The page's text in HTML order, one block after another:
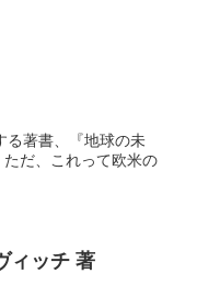
る著書、『地球の未
だ、これって欧米の
ィッチ 著